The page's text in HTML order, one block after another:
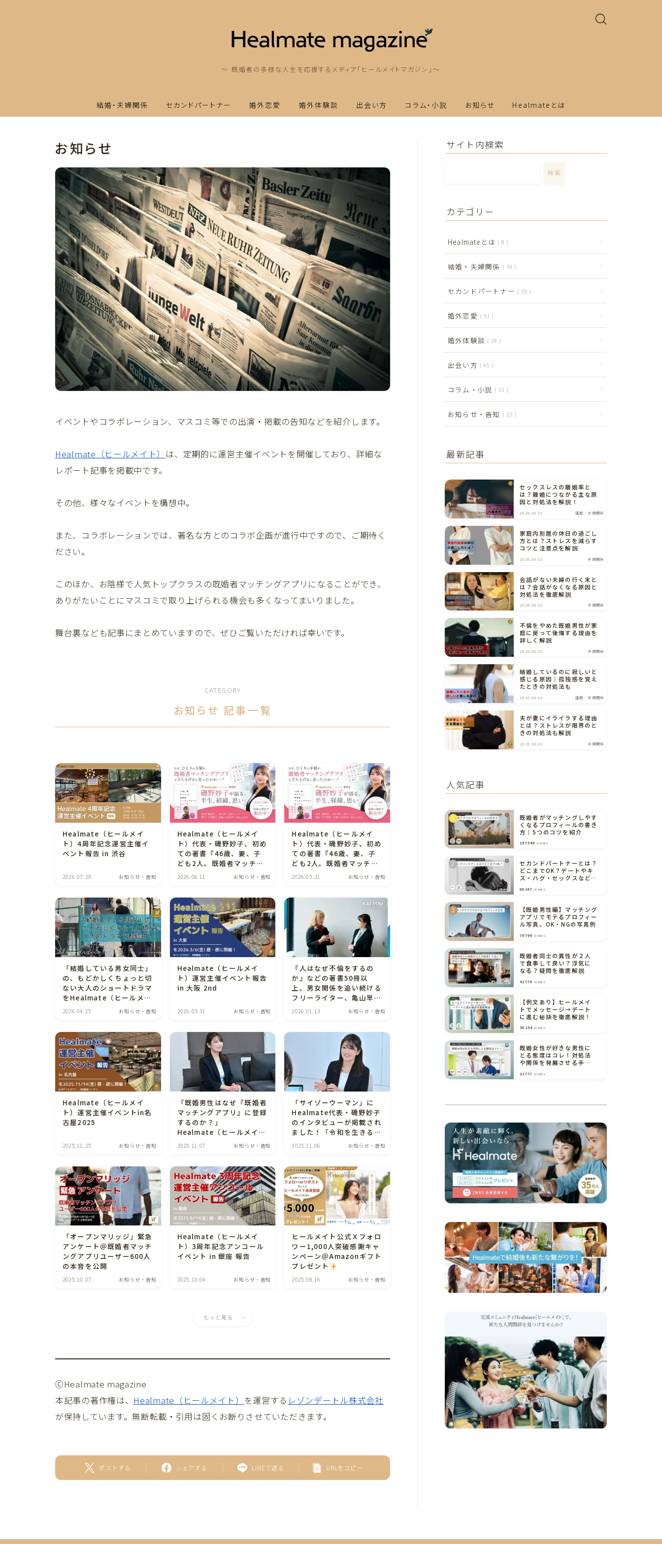
～ 既婚者の多様な人生を応援するメディア「ヒールメイトマガジン」～
結婚・夫婦関係 セカンドパートナー 婚外恋愛 婚外体験談 出会い方 コラム・小説 お知らせ Healmateとは
お知らせ
イベントやコラボレーション、マスコミ等での出演・掲載の告知などを紹介します。
Healmate（ヒールメイト） は、定期的に運営主催イベントを開催しており、詳細な
レポート記事を掲載中です。
その他、様々なイベントを構想中。
また、コラボレーションでは、著名な方とのコラボ企画が進行中ですので、ご期待く
ださい。
このほか、お陰様で人気トップクラスの既婚者マッチングアプリになることができ、
ありがたいことにマスコミで取り上げられる機会も多くなってまいりました。
舞台裏なども記事にまとめていますので、ぜひご覧いただければ幸いです。
CATEGORY
お知らせ 記事一覧
Healmate（ヒールメイ
ト）4周年記念運営主催イ
ベント報告 in 渋谷
2026.07.29 お知らせ・告知
Healmate（ヒールメイ
ト）代表・磯野妙子、初め
ての著書『46歳、妻、子
ども2人。既婚者マッチン
グアプリをつくる』が本日
2026.06.11 お知らせ・告知
Healmate（ヒールメイ
ト）代表・磯野妙子、初め
ての著書『46歳、妻、子
ども2人。既婚者マッチン
グアプリをつくる』発行の
2026.05.31 お知らせ・告知
「結婚している男女同士」
の、もどかしくちょっと切
ない大人のショートドラマ
をHealmate（ヒールメイ
ト）公式Instagramで配
2026.04.25 お知らせ・告知
Healmate（ヒールメイ
ト）運営主催イベント報告
in 大阪 2nd
2026.03.31 お知らせ・告知
『人はなぜ不倫をするの
か』などの著書50冊以
上。男女関係を追い続ける
フリーライター、亀山早苗
さんと、Healmate（ヒー
ルメイト）代表の磯野妙子
2026.01.13 お知らせ・告知
Healmate（ヒールメイ
ト）運営主催イベントin名
古屋2025
2025.11.25 お知らせ・告知
「既婚男性はなぜ『既婚者
マッチングアプリ』に登録
するのか？」
Healmate（ヒールメイ
ト）代表・磯野妙子のイン
タビュー記事が「サイゾー
した！
2025.11.07 お知らせ・告知
「サイゾーウーマン」に
Healmate代表・磯野妙子
のインタビューが掲載され
ました！「令和を生きる既
婚女性の苦しみと人生の再
構築がテーマです。
2025.11.06 お知らせ・告知
「オープンマリッジ」緊急
アンケート＠既婚者マッチ
ングアプリユーザー600人
の本音を公開
2025.10.07 お知らせ・告知
Healmate（ヒールメイ
ト）3周年記念アンコール
イベント in 銀座 報告
2025.10.04 お知らせ・告知
ヒールメイト公式Ｘフォロ
ワー1,000人突破感謝キャ
ンペーン＠Amazonギフト
プレゼント
2025.08.16 お知らせ・告知
もっと見る
ⒸHealmate magazine
本記事の著作権は、 Healmate（ヒールメイト） を運営する レゾンデートル株式会社
が保持しています。無断転載・引用は固くお断りさせていただきます。
ポストする シェアする LINEで送る URLをコピー
サイト内検索
検索
カテゴリー
Healmateとは 8
結婚・夫婦関係 39
セカンドパートナー 19
婚外恋愛 93
婚外体験談 28
出会い方 65
コラム・小説 11
お知らせ・告知 22
最新記事
セックスレスの離婚率と
は？離婚につながる主な原
因と対処法を解説！
2026.08.02 結婚・夫婦関係
家庭内別居の休日の過ごし
方とは？ストレスを減らす
コツと注意点を解説
2026.08.02 夫婦関係
会話がない夫婦の行く末と
は？会話がなくなる原因と
対処法を徹底解説
2026.08.02 夫婦関係
不倫をやめた既婚男性が家
庭に戻って後悔する理由を
詳しく解説
2026.08.02 夫婦関係
結婚しているのに寂しいと
感じる原因｜孤独感を覚え
たときの対処法も
2026.08.02 結婚・夫婦関係
夫が妻にイライラする理由
とは？ストレスが限界のと
きの対処法も解説
2026.08.02 夫婦関係
人気記事
既婚者がマッチングしやす
くなるプロフィールの書き
方｜5つのコツを紹介
157549 views
セカンドパートナーとは？
どこまでOK？デートやキ
ス・ハグ・セックスなどの
90187 views
【既婚男性編】マッチング
アプリでモテるプロフィー
ル写真。OK・NGの写真例
79799 views
既婚者同士の異性が２人
で食事して良い？浮気に
なる？疑問を徹底解説
41778 views
【例文あり】ヒールメイ
トでメッセージ→デート
に進む秘訣を徹底解説！
38154 views
既婚女性が好きな男性に
とる態度はコレ！対処法
や関係を発展させる手順
31777 views